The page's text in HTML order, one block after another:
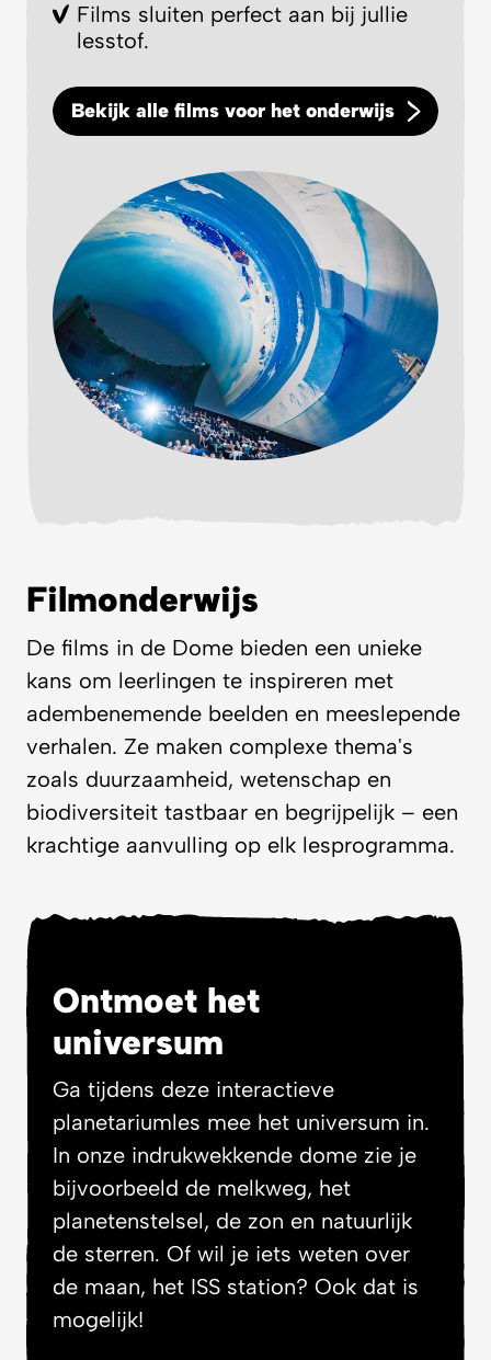
Films sluiten perfect aan bij jullie
lesstof.
Bekijk alle films voor het onderwijs
Filmonderwijs
De films in de Dome bieden een unieke
kans om leerlingen te inspireren met
adembenemende beelden en meeslepende
verhalen. Ze maken complexe thema's
zoals duurzaamheid, wetenschap en
biodiversiteit tastbaar en begrijpelijk – een
krachtige aanvulling op elk lesprogramma.
Ontmoet het
universum
Ga tijdens deze interactieve
planetariumles mee het universum in.
In onze indrukwekkende dome zie je
bijvoorbeeld de melkweg, het
planetenstelsel, de zon en natuurlijk
de sterren. Of wil je iets weten over
de maan, het ISS station? Ook dat is
mogelijk!